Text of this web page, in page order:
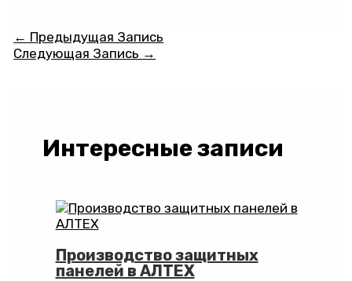
Навигация
по
← Предыдущая Запись
Следующая Запись →
Интересные записи
Производство защитных
панелей в АЛТЕХ